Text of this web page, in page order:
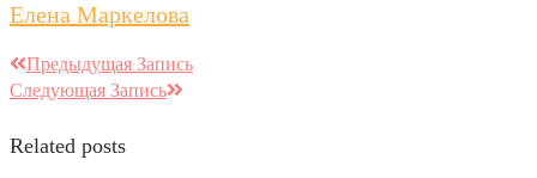
Елена Маркелова
Предыдущая Запись
Следующая Запись
Related posts